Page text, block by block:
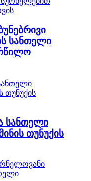
სანთელი
სანთელი
თუნუქის